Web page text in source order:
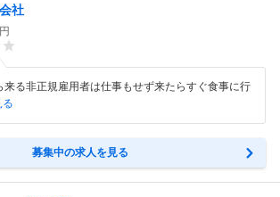
社
来る非正規雇用者は仕事もせず来たらすぐ食事に行
募集中の求人を見る